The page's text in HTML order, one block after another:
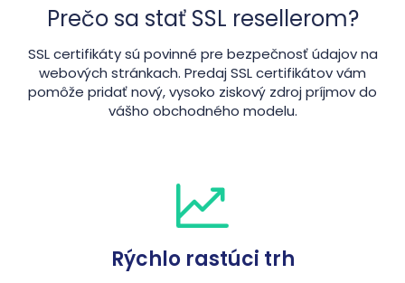
Prečo sa stať SSL resellerom?
SSL certifikáty sú povinné pre bezpečnosť údajov na
webových stránkach. Predaj SSL certifikátov vám
pomôže pridať nový, vysoko ziskový zdroj príjmov do
vášho obchodného modelu.
Rýchlo rastúci trh